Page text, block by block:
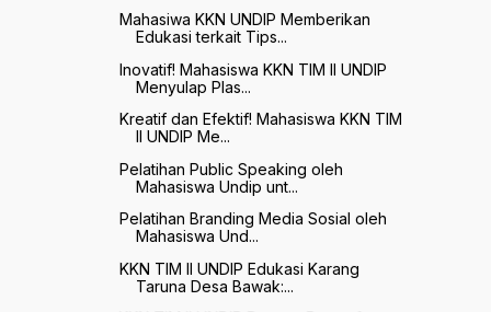
Mahasiwa KKN UNDIP Memberikan
Edukasi terkait Tips...
Inovatif! Mahasiswa KKN TIM II UNDIP
Menyulap Plas...
Kreatif dan Efektif! Mahasiswa KKN TIM
II UNDIP Me...
Pelatihan Public Speaking oleh
Mahasiswa Undip unt...
Pelatihan Branding Media Sosial oleh
Mahasiswa Und...
KKN TIM II UNDIP Edukasi Karang
Taruna Desa Bawak:...